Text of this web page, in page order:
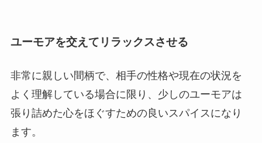
ユーモアを交えてリラックスさせる
非常に親しい間柄で、相手の性格や現在の状況を
よく理解している場合に限り、少しのユーモアは
張り詰めた心をほぐすための良いスパイスになり
ます。